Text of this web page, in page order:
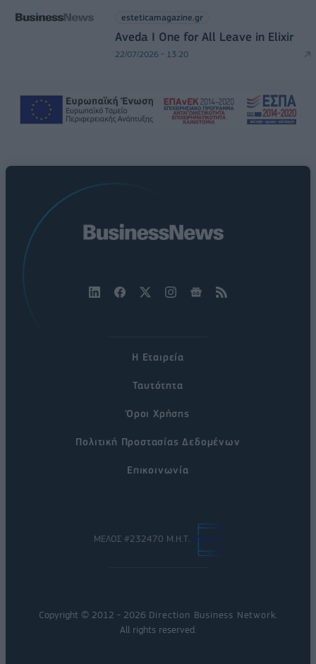
esteticamagazine.gr
Aveda I One for All Leave in Elixir
22/07/2026 - 13:20
Η Εταιρεία
Ταυτότητα
Όροι Χρήσης
Πολιτική Προστασίας Δεδομένων
Επικοινωνία
ΜΕΛΟΣ #232470 Μ.Η.Τ.
Copyright © 2012 - 2026 Direction Business Network.
All rights reserved.